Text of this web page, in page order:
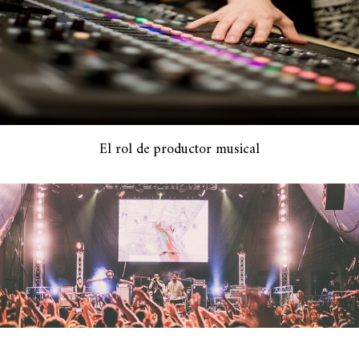
El rol de productor musical